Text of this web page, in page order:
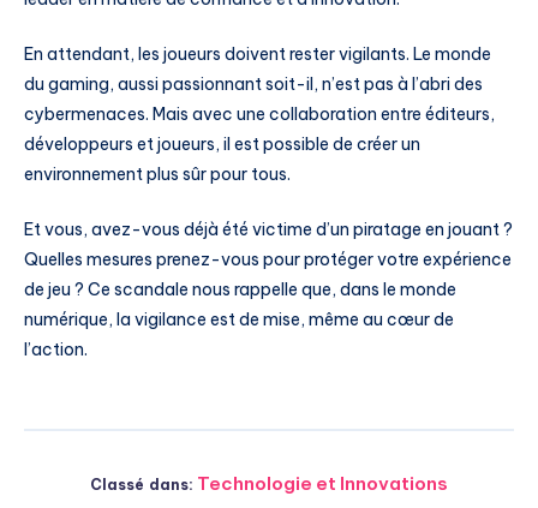
En attendant, les joueurs doivent rester vigilants. Le monde
du gaming, aussi passionnant soit-il, n’est pas à l’abri des
cybermenaces. Mais avec une collaboration entre éditeurs,
développeurs et joueurs, il est possible de créer un
environnement plus sûr pour tous.
Et vous, avez-vous déjà été victime d’un piratage en jouant ?
Quelles mesures prenez-vous pour protéger votre expérience
de jeu ? Ce scandale nous rappelle que, dans le monde
numérique, la vigilance est de mise, même au cœur de
l’action.
Classé dans: Technologie et Innovations